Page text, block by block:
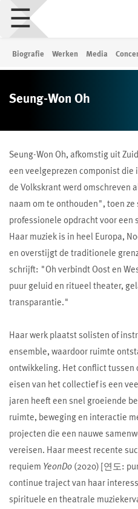
☰
Seung-Won Oh
Biografie Werken Media
Seung-Won Oh, afkomstig uit
een veelgeprezen componist die
de Volkskrant werd omschreven
naam om te onthouden", toen ze
professionele opdracht voor een
Haar muziek is in heel Europa,
en overstijgt de traditionele
schrijft: "Oh verbindt Oost en
puur geluid en ritueel theater,
transparantie."
Haar werk plaatst solisten of
ensemble, waardoor ruimte
ontwikkeling. Het conflict tussen
eisen van het collectief is een
jaren heeft een snel groeiende
ruimte, beweging en interactie
projecten die een nauwe
vereisen. Haar meest recente
requiem YeonDo (2020) [연도:
continue traject van haar
spirituele en theatrale